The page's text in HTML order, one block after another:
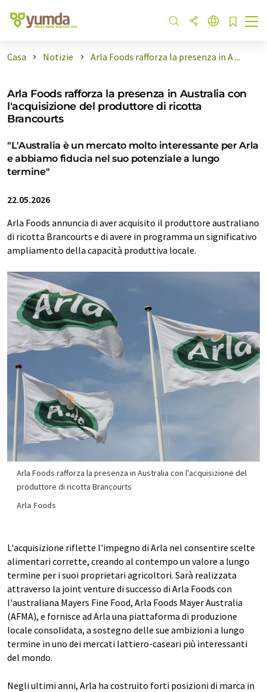
Casa Notizie Arla Foods rafforza la presenza in A ...
Arla Foods rafforza la presenza in Australia con
l'acquisizione del produttore di ricotta
Brancourts
"L'Australia è un mercato molto interessante per Arla
e abbiamo fiducia nel suo potenziale a lungo
termine"
22.05.2026
Arla Foods annuncia di aver acquisito il produttore australiano
di ricotta Brancourts e di avere in programma un significativo
ampliamento della capacità produttiva locale.
Arla Foods rafforza la presenza in Australia con l'acquisizione del
produttore di ricotta Brancourts
Arla Foods
L'acquisizione riflette l'impegno di Arla nel consentire scelte
alimentari corrette, creando al contempo un valore a lungo
termine per i suoi proprietari agricoltori. Sarà realizzata
attraverso la joint venture di successo di Arla Foods con
l'australiana Mayers Fine Food, Arla Foods Mayer Australia
(AFMA), e fornisce ad Arla una piattaforma di produzione
locale consolidata, a sostegno delle sue ambizioni a lungo
termine in uno dei mercati lattiero-caseari più interessanti
del mondo.
Negli ultimi anni, Arla ha costruito forti posizioni di marca in